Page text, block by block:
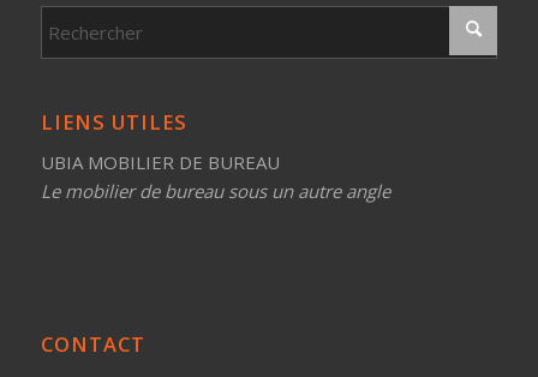
LIENS UTILES
UBIA MOBILIER DE BUREAU
Le mobilier de bureau sous un autre angle
CONTACT